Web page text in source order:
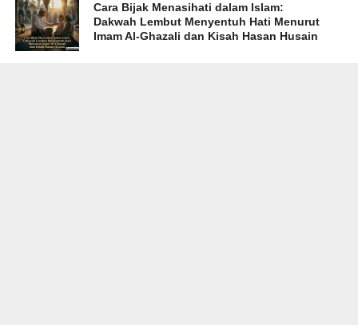
Cara Bijak Menasihati dalam Islam:
Dakwah Lembut Menyentuh Hati Menurut
Imam Al-Ghazali dan Kisah Hasan Husain